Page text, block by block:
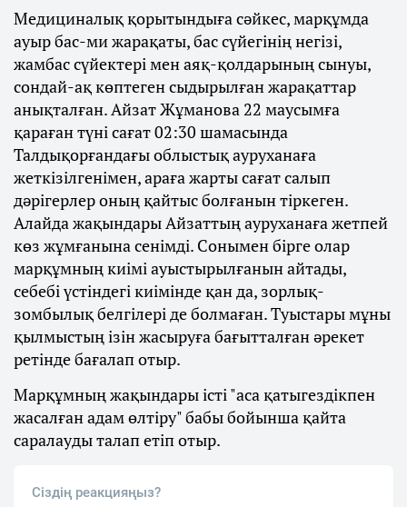
Медициналық қорытындыға сәйкес, марқұмда
ауыр бас-ми жарақаты, бас сүйегінің негізі,
жамбас сүйектері мен аяқ-қолдарының сынуы,
сондай-ақ көптеген сыдырылған жарақаттар
анықталған. Айзат Жұманова 22 маусымға
қараған түні сағат 02:30 шамасында
Талдықорғандағы облыстық ауруханаға
жеткізілгенімен, араға жарты сағат салып
дәрігерлер оның қайтыс болғанын тіркеген.
Алайда жақындары Айзаттың ауруханаға жетпей
көз жұмғанына сенімді. Сонымен бірге олар
марқұмның киімі ауыстырылғанын айтады,
себебі үстіндегі киімінде қан да, зорлық-
зомбылық белгілері де болмаған. Туыстары мұны
қылмыстың ізін жасыруға бағытталған әрекет
ретінде бағалап отыр.
Марқұмның жақындары істі "аса қатыгездікпен
жасалған адам өлтіру" бабы бойынша қайта
саралауды талап етіп отыр.
Сіздің реакцияңыз?